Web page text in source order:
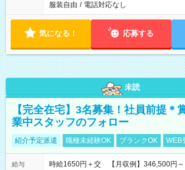
服装自由 / 電話対応なし
気になる！ 応募する
未読
【完全在宅】3名募集！社員前提＊
業中スタッフのフォロー
紹介予定派遣 職種未経験OK ブランクOK WEB
給与
時給1650円＋交 【月収例】346,500円